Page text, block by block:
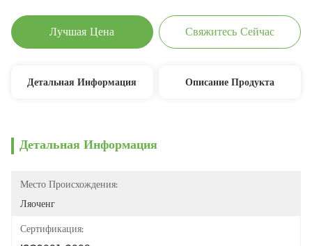
Лучшая Цена Свяжитесь Сейчас
Детальная Информация Описание Продукта
Детальная Информация
Место Происхождения:
Ляоченг
Сертификация: